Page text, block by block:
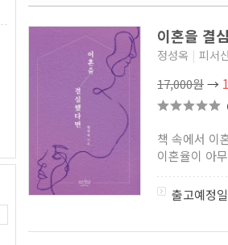
이혼을 결
정성옥 | 피서
17,000원→
책 속에서 이
이혼율이 아
출고예정